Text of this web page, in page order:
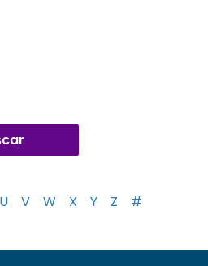
U V W X Y Z #